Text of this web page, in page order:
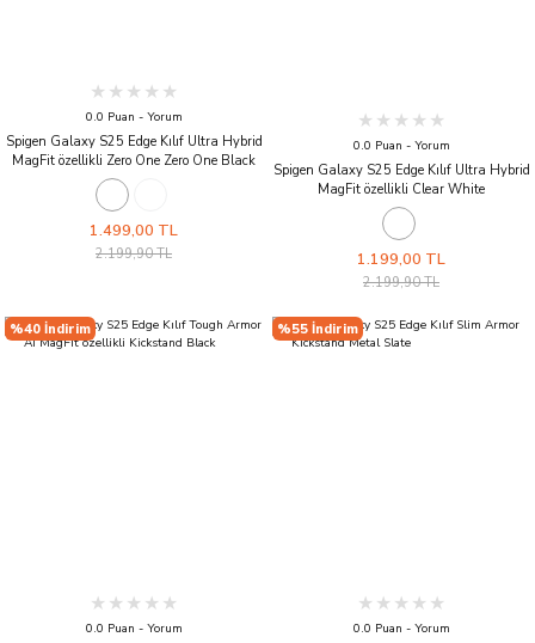
0.0 Puan - Yorum
Spigen Galaxy S25 Edge Kılıf Ultra Hybrid
MagFit özellikli Zero One Zero One Black
1.499,00 TL
2.199,90 TL
0.0 Puan - Yorum
Spigen Galaxy S25 Edge Kılıf Ultra Hybrid
MagFit özellikli Clear White
1.199,00 TL
2.199,90 TL
%40 İndirim
0.0 Puan - Yorum
%55 İndirim
0.0 Puan - Yorum